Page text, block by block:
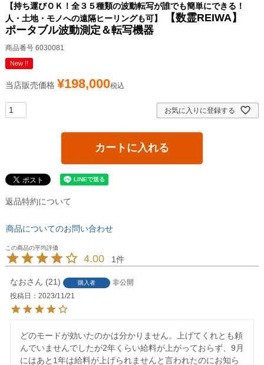
【持ち運びＯＫ！全３５種類の波動転写が誰でも簡単にできる！
人・土地・モノへの遠隔ヒーリングも可】
【数霊REIWA】
ポータブル波動測定＆転写機器
商品番号 6030081
New !!
当店販売価格 ¥198,000税込
お気に入りに登録する
カートに入れる
返品特約について
商品についてのお問い合わせ
4.00 1
なお 21 購入者
非公開
投稿日
2023/11/21
どのモードが効いたのかは分かりません。上げてくれとも頼
んでいませんでしたが2年くらい給料が上がっておらず、9月
にはあと1年は給料が上げられませんと言われたのにお知ら